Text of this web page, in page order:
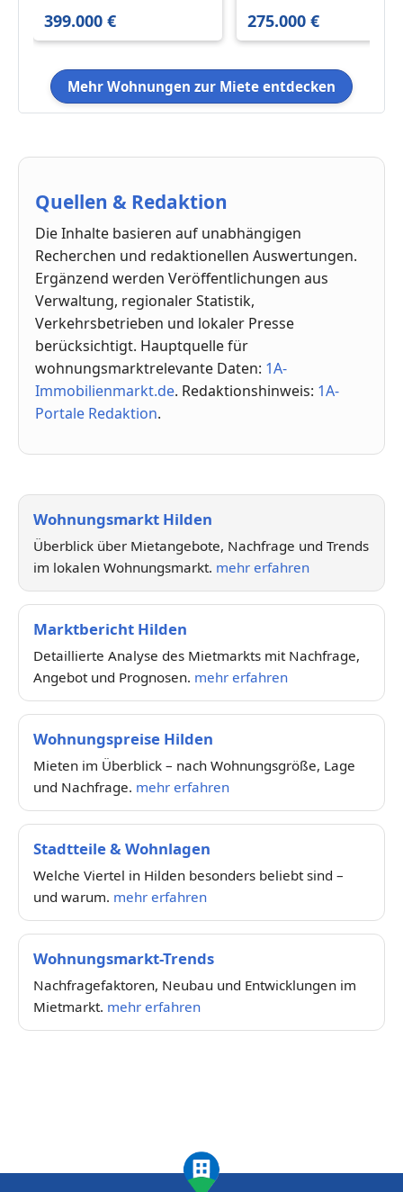
mit Garten
399.000 € 275.000 €
Mehr Wohnungen zur Miete entdecken
Quellen & Redaktion
Die Inhalte basieren auf unabhängigen
Recherchen und redaktionellen Auswertungen.
Ergänzend werden Veröffentlichungen aus
Verwaltung, regionaler Statistik,
Verkehrsbetrieben und lokaler Presse
berücksichtigt. Hauptquelle für
wohnungsmarktrelevante Daten: 1A-
Immobilienmarkt.de. Redaktionshinweis: 1A-
Portale Redaktion.
Wohnungsmarkt Hilden
Überblick über Mietangebote, Nachfrage und Trends
im lokalen Wohnungsmarkt. mehr erfahren
Marktbericht Hilden
Detaillierte Analyse des Mietmarkts mit Nachfrage,
Angebot und Prognosen. mehr erfahren
Wohnungspreise Hilden
Mieten im Überblick – nach Wohnungsgröße, Lage
und Nachfrage. mehr erfahren
Stadtteile & Wohnlagen
Welche Viertel in Hilden besonders beliebt sind –
und warum. mehr erfahren
Wohnungsmarkt-Trends
Nachfragefaktoren, Neubau und Entwicklungen im
Mietmarkt. mehr erfahren